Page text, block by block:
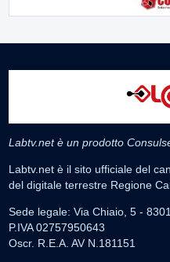
Labtv.net è un prodotto
Labtv.net è il sito ufficiale del
del digitale terrestre Regione
Sede legale: Via Chiaio, 5 -
P.IVA 02757950643
Oscr. R.E.A. AV N.181151